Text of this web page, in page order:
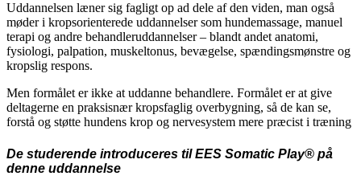
Uddannelsen læner sig fagligt op ad dele af den viden, man også
møder i kropsorienterede uddannelser som hundemassage, manuel
terapi og andre behandleruddannelser – blandt andet anatomi,
fysiologi, palpation, muskeltonus, bevægelse, spændingsmønstre og
kropslig respons.
Men formålet er ikke at uddanne behandlere. Formålet er at give
deltagerne en praksisnær kropsfaglig overbygning, så de kan se,
forstå og støtte hundens krop og nervesystem mere præcist i træning
De studerende introduceres til EES Somatic Play® på
denne uddannelse